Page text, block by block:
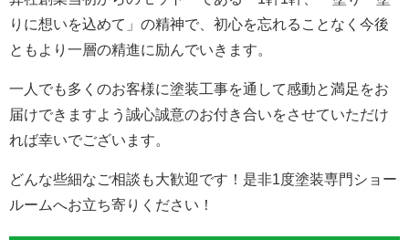
弊社創業当初からのモットーである「1軒1軒、一塗り一塗
りに想いを込めて」の精神で、初心を忘れることなく今後
ともより一層の精進に励んでいきます。
一人でも多くのお客様に塗装工事を通して感動と満足をお
届けできますよう誠心誠意のお付き合いをさせていただけ
れば幸いでございます。
どんな些細なご相談も大歓迎です！是非1度塗装専門ショー
ルームへお立ち寄りください！